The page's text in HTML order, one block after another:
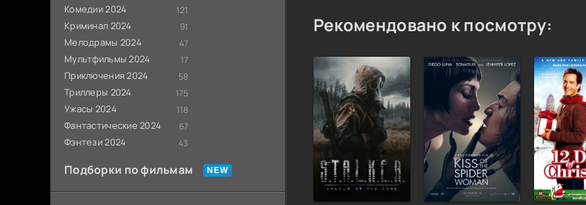
Комедии 2024 121
Криминал 2024 91
Мелодрамы 2024 47
Мультфильмы 2024 17
Приключения 2024 58
Триллеры 2024 175
Ужасы 2024 118
Фантастические 2024 67
Фэнтези 2024 43
Подборки по фильмам
Рекомендовано к посмотру: